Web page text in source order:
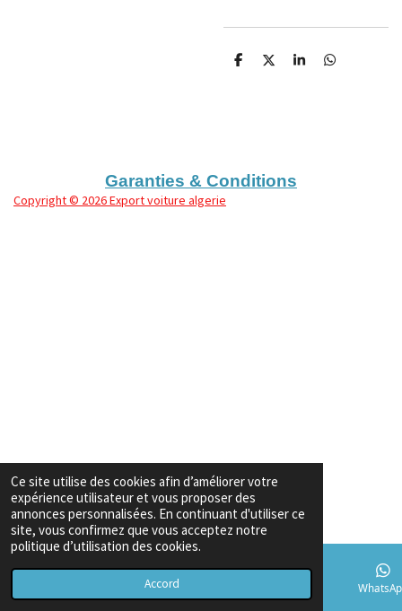
Ce site utilise des cookies afin d’améliorer votre
expérience utilisateur et vous proposer des
annonces personnalisées. En continuant d'utiliser ce
site, vous confirmez que vous acceptez notre
politique d’utilisation des cookies.
Accord
P
P
P
P
Garanties & Conditions
Copyright© 2026 Export voiture algerie
Téléphone